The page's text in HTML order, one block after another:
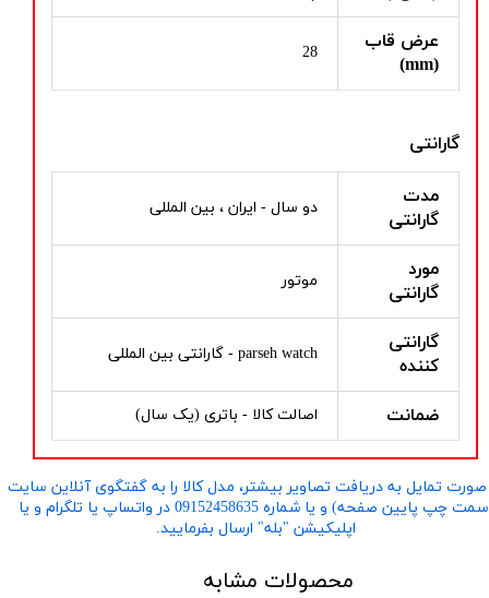
عرض قاب
(mm)
28
گارانتی
مدت
گارانتی
دو سال - ایران ، بین المللی
مورد
گارانتی
موتور
گارانتی
کننده
parseh watch - گارانتی بین المللی
ضمانت اصالت کالا - باتری (یک سال)
تمایل به دریافت تصاویر بیشتر، مدل کالا را به گفتگوی آنلاین سایت
​​​​​​​(سمت چپ پایین صفحه) و یا شماره 09152458635 در واتساپ یا تلگرام و یا
اپلیکیشن "بله" ارسال بفرمایید.
محصولات مشابه